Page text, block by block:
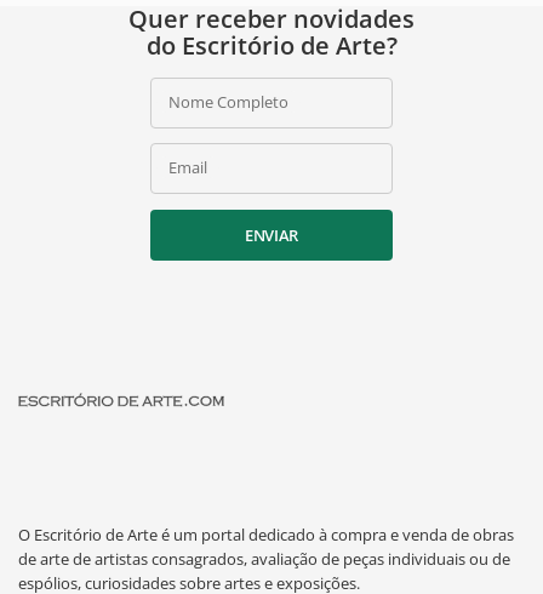
Quer receber novidades
do Escritório de Arte?
Nome Completo
Email
ENVIAR
O Escritório de Arte é um portal dedicado à compra e venda de obras
de arte de artistas consagrados, avaliação de peças individuais ou de
espólios, curiosidades sobre artes e exposições.